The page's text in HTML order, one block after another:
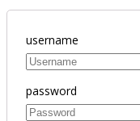
username
password